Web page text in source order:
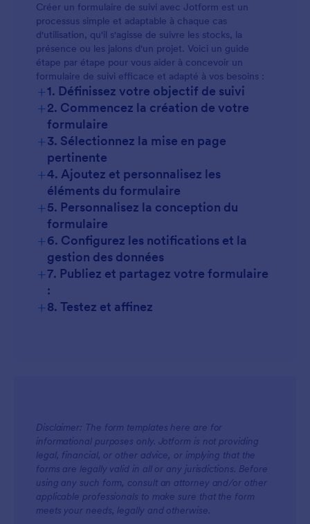
Suivi des présences :
Suivi des dépenses :
Suivi de projet :
Créer un formulaire de suivi avec Jotform est un
processus simple et adaptable à chaque cas
d'utilisation, qu'il s'agisse de suivre les stocks, la
présence ou les jalons d'un projet. Voici un guide
étape par étape pour vous aider à concevoir un
formulaire de suivi efficace et adapté à vos besoins :
+1. Définissez votre objectif de suivi
+2. Commencez la création de votre
formulaire
+3. Sélectionnez la mise en page
pertinente
+4. Ajoutez et personnalisez les
éléments du formulaire
Champs de base :
+5. Personnalisez la conception du
formulaire
+6. Configurez les notifications et la
gestion des données
+7. Publiez et partagez votre formulaire
:
+8. Testez et affinez
Disclaimer: The form templates here are for
informational purposes only. Jotform is not providing
legal, financial, or other advice, or implying that the
forms are legally valid in all or any jurisdictions. Before
using any such form, consult an attorney and/or other
applicable professionals to make sure that the form
meets your needs, legally and otherwise.